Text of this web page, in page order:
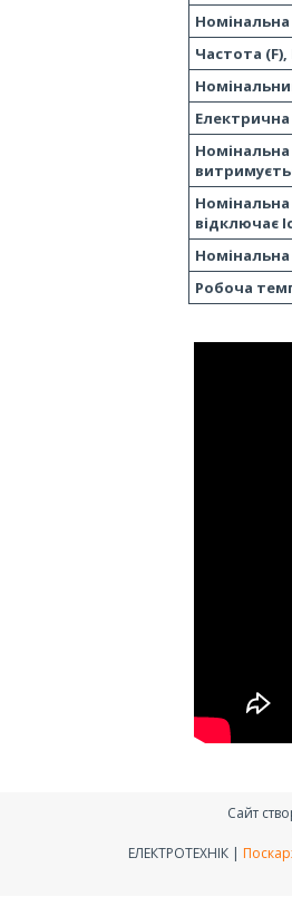
Номінальна
Частота (F),
Електрична
Номінальна
відключає
Номінальна
Робоча
Сайт
ЕЛЕКТРОТЕХНІК |